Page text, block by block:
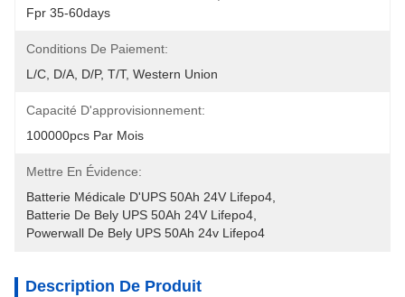
Fpr 35-60days
Conditions De Paiement:
L/C, D/A, D/P, T/T, Western Union
Capacité D'approvisionnement:
100000pcs Par Mois
Mettre En Évidence:
Batterie Médicale D'UPS 50Ah 24V Lifepo4
Batterie De Bely UPS 50Ah 24V Lifepo4
Powerwall De Bely UPS 50Ah 24v Lifepo4
Description De Produit